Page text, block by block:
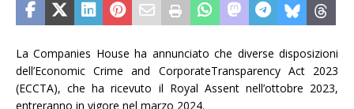
La Companies House ha annunciato che diverse disposizioni
dell’Economic Crime and CorporateTransparency Act 2023
(ECCTA), che ha ricevuto il Royal Assent nell’ottobre 2023,
entreranno in vigore nel marzo 2024.